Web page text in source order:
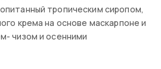
тропическим сиропом,
крема на основе маскарпоне и
чизом и осенними